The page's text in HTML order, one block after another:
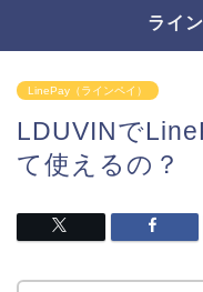
ライ
LinePay（ラインペイ）
LDUVINで
て使えるの？